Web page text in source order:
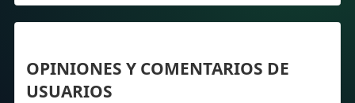
OPINIONES Y COMENTARIOS DE
USUARIOS